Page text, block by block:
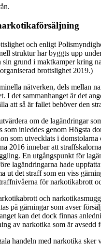
och enligt
struktur har byggts upp
grund i maktkamper kring
brottslighet 2019.)
nätverken, dels
det sammanhanget är det
att så är fallet behöver den
om de lagändringar
inleddes genom Högsta
som utvecklats i
2016 innebar att
En utgångspunkt för
lagändringarna hade
ut det straff som en viss
för narkotikabrott
och
på gärningar som avser
kan det dock finnas
av narkotika som är avsedd
handeln med narkotika